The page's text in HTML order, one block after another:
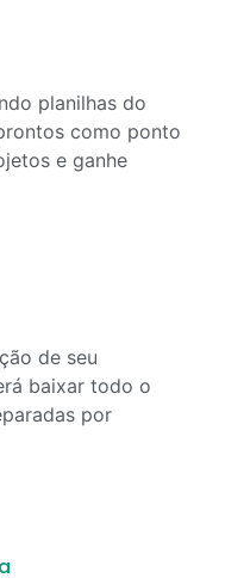
planilhas do
como ponto
e ganhe
de seu
baixar todo o
por